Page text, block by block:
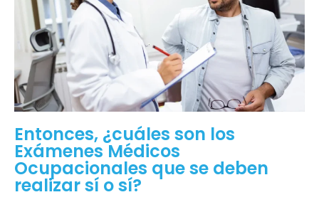
Entonces, ¿cuáles son los
Exámenes Médicos
Ocupacionales que se deben
realizar sí o sí?